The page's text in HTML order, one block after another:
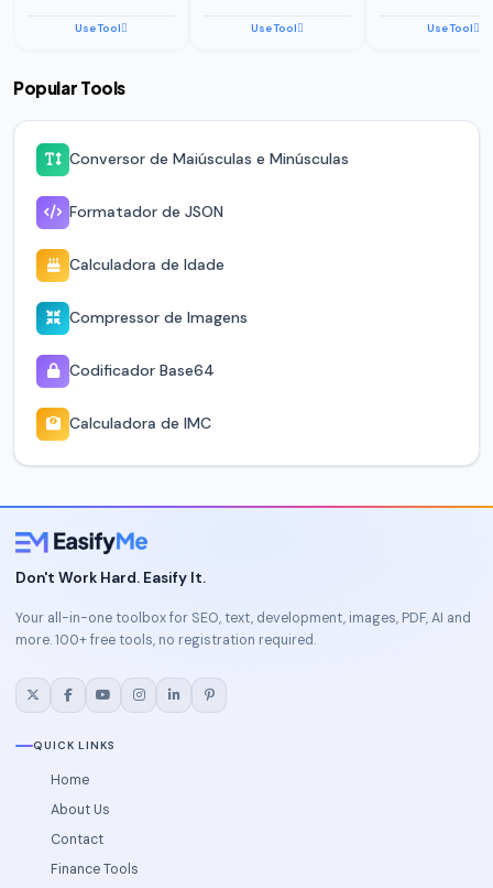
pagamento nunca são enviados a nenhum servidor. Os
Use Tool Use Tool Use Tool
Popular Tools
Conversor de Maiúsculas e Minúsculas
Formatador de JSON
Calculadora de Idade
Compressor de Imagens
Codificador Base64
Calculadora de IMC
Don't Work Hard. Easify It.
Your all-in-one toolbox for SEO, text, development, images, PDF, AI and
more. 100+ free tools, no registration required.
QUICK LINKS
Home
About Us
Contact
Finance Tools